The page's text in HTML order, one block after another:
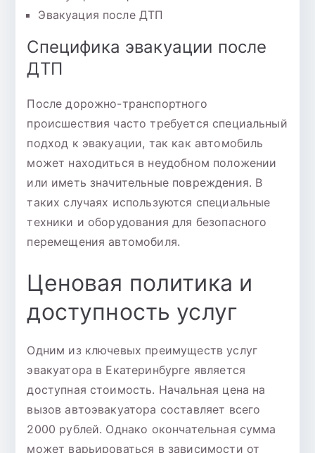
Эвакуация после ДТП
Специфика эвакуации после
ДТП
После дорожно-транспортного
происшествия часто требуется специальный
подход к эвакуации, так как автомобиль
может находиться в неудобном положении
или иметь значительные повреждения. В
таких случаях используются специальные
техники и оборудования для безопасного
перемещения автомобиля.
Ценовая политика и
доступность услуг
Одним из ключевых преимуществ услуг
эвакуатора в Екатеринбурге является
доступная стоимость. Начальная цена на
вызов автоэвакуатора составляет всего
2000 рублей. Однако окончательная сумма
может варьироваться в зависимости от